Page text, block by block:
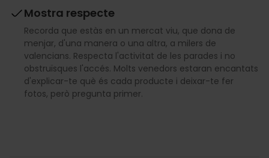
Mostra respecte
Recorda que estàs en un mercat viu, que dona de
menjar, d'una manera o una altra, a milers de
valencians. Respecta l'activitat de les parades i no
obstruïsques l'accés. Molts venedors estaran encantats
d'explicar-te què és cada producte i deixar-te fer
fotos, però pregunta primer.